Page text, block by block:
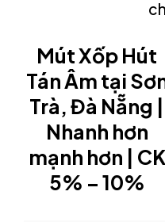
Mút Xốp Hút
Tán Âm tại
Trà, Đà Nẵng |
Nhanh hơn
mạnh hơn | CK
5% – 10%